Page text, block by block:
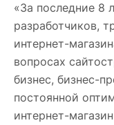
«За последние 8
разработчиков,
интернет-
вопросах
бизнес, бизнес-
постоянной
интернет-